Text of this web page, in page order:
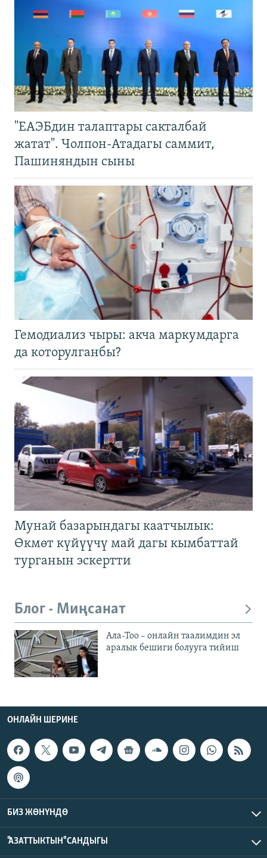
"ЕАЭБдин талаптары сакталбай
жатат". Чолпон-Атадагы саммит,
Пашиняндын сыны
Гемодиализ чыры: акча маркумдарга
да которулганбы?
Мунай базарындагы каатчылык:
Өкмөт күйүүчү май дагы кымбаттай
турганын эскертти
Блог - Миңсанат
Ала-Тоо – онлайн таалимдин эл
аралык бешиги болууга тийиш
ОНЛАЙН ШЕРИНЕ
БИЗ ЖӨНҮНДӨ
"АЗАТТЫКТЫН" САНДЫГЫ